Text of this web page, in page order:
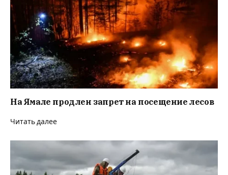
На Ямале продлен запрет на посещение лесов
Читать далее